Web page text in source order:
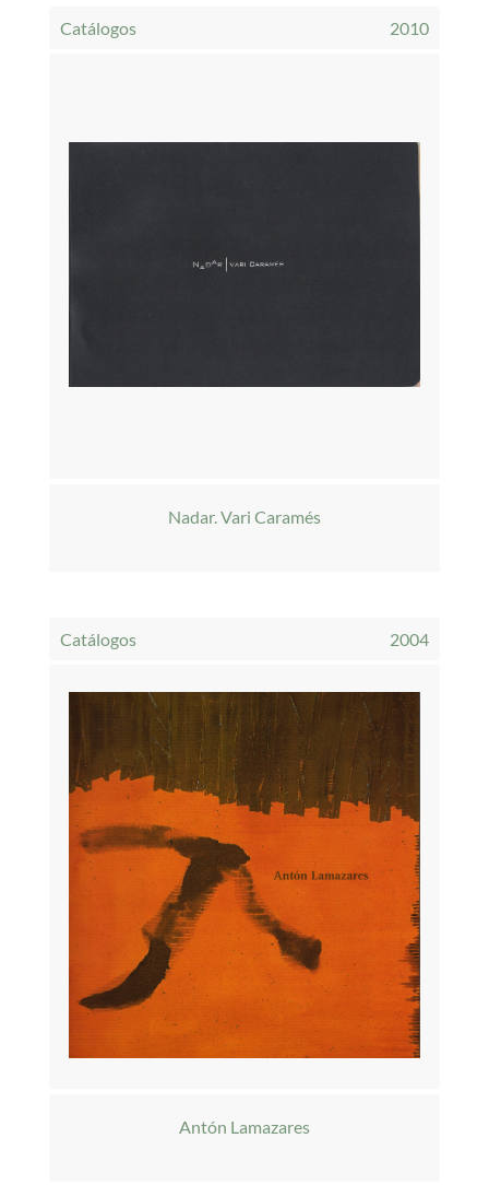
Catálogos 2010
Nadar. Vari Caramés
Catálogos 2004
Antón Lamazares